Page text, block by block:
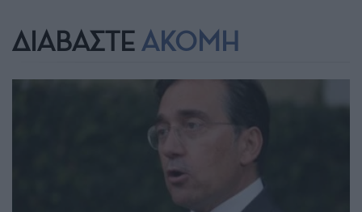
ΔΙΑΒΑΣΤΕ ΑΚΟΜΗ